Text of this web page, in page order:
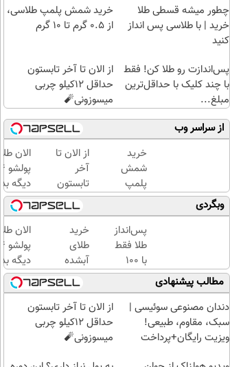
چطور میشه قسطی طلا
خرید | با طلاسی پس انداز
کنید
خرید شمش پلمپ طلاسی،
از ۰.۵ گرم تا ۱۰ گرم
پس‌اندازت رو طلا کن! فقط
با چند کلیک با حداقل‌ترین
مبلغ...
از الان تا آخر تابستون
حداقل 12کیلو چربی
میسوزونی🧨
از سراسر وب
خرید
شمش
پلمپ
طلاسی،
از ۰.۵
گرم تا
۱۰ گرم
از الان تا
آخر
تابستون
حداقل
12کیلو
چربی
میسوزونی
🧨
الان
دیگه
طلا با
بی‌بهره
وبگردی
پس‌انداز
طلا فقط
با ۱۰۰
هزارتومان
(امن و
راحت)
خرید
طلای
آبشده
حتی با
۱۰۰هزارتومان
الان
دیگه
طلا با
بی‌بهره
مطالب پیشنهادی
دندان مصنوعی سوئیسی |
سبک، مقاوم، طبیعی!
ویزیت رایگان+پرداخت
از الان تا آخر تابستون
حداقل 12کیلو چربی
میسوزونی🧨